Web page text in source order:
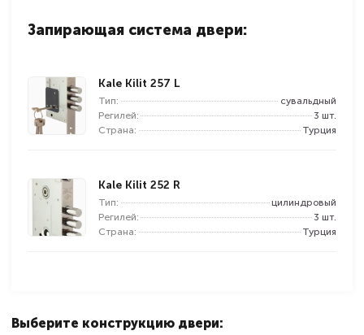
Запирающая система двери:
Kale Kilit 257 L
Тип:
сувальдный
Регилей:
3 шт.
Страна:
Турция
Kale Kilit 252 R
Тип:
цилиндровый
Регилей:
3 шт.
Страна:
Турция
Выберите конструкцию двери: